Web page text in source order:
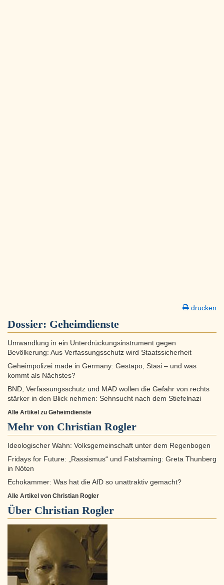
drucken
Dossier: Geheimdienste
Umwandlung in ein Unterdrückungsinstrument gegen
Bevölkerung: Aus Verfassungsschutz wird Staatssicherheit
Geheimpolizei made in Germany: Gestapo, Stasi – und was
kommt als Nächstes?
BND, Verfassungsschutz und MAD wollen die Gefahr von rechts
stärker in den Blick nehmen: Sehnsucht nach dem Stiefelnazi
Alle Artikel zu Geheimdienste
Mehr von Christian Rogler
Ideologischer Wahn: Volksgemeinschaft unter dem Regenbogen
Fridays for Future: „Rassismus“ und Fatshaming: Greta Thunberg
in Nöten
Echokammer: Was hat die AfD so unattraktiv gemacht?
Alle Artikel von Christian Rogler
Über Christian Rogler